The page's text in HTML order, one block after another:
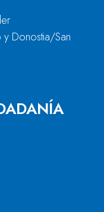
y Donostia/San